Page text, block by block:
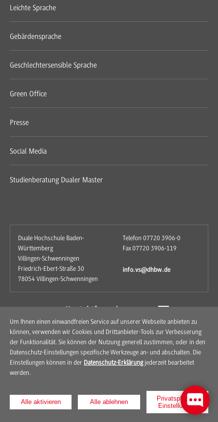
Leichte Sprache
Gebärdensprache
Geschlechtersensible Sprache
Green Office
Presse
Social Media
Studienberatung Dualer Master
Duale Hochschule Baden-
Württemberg
Villingen-Schwenningen
Friedrich-Ebert-Straße 30
78054 Villingen-Schwenningen
Telefon 07720 3906-0
Fax 07720 3906-119
info.vs@dhbw.de
© 2026 Duale Hochschule Baden-Württemberg
Um Ihnen einen einwandfreien Service auf unserer Webseite anbieten zu
können, verwenden wir Cookies und Drittanbieter-Tools zur Verbesserung
der Funktionalität. Sie können der Nutzung generell zustimmen, oder in den
Datenschutz-Einstellungen spezifische Werkzeuge an- und abschalten. Die
Einstellungen können in der Datenschutz-Erklärungjederzeit bearbeitet
werden.
Alle aktivieren Alle ablehnen
Privatsphären-
Einstellungen